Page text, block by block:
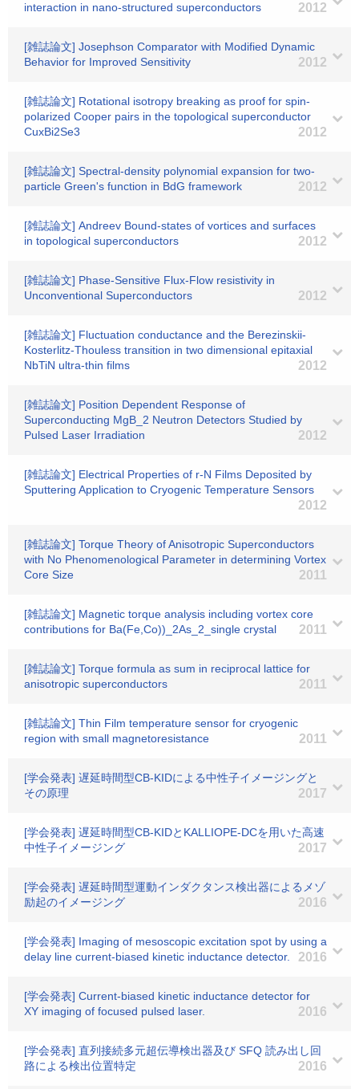
interaction in nano-structured superconductors
2012
[雑誌論文] Josephson Comparator with Modified Dynamic
Behavior for Improved Sensitivity
2012
[雑誌論文] Rotational isotropy breaking as proof for spin-
polarized Cooper pairs in the topological superconductor
CuxBi2Se3
2012
[雑誌論文] Spectral-density polynomial expansion for two-
particle Green's function in BdG framework
2012
[雑誌論文] Andreev Bound-states of vortices and surfaces
in topological superconductors
2012
[雑誌論文] Phase-Sensitive Flux-Flow resistivity in
Unconventional Superconductors
2012
[雑誌論文] Fluctuation conductance and the Berezinskii-
Kosterlitz-Thouless transition in two dimensional epitaxial
NbTiN ultra-thin films
2012
[雑誌論文] Position Dependent Response of
Superconducting MgB_2 Neutron Detectors Studied by
Pulsed Laser Irradiation
2012
[雑誌論文] Electrical Properties of r-N Films Deposited by
Sputtering Application to Cryogenic Temperature Sensors
2012
[雑誌論文] Torque Theory of Anisotropic Superconductors
with No Phenomenological Parameter in determining Vortex
Core Size
2011
[雑誌論文] Magnetic torque analysis including vortex core
contributions for Ba(Fe,Co))_2As_2_single crystal
2011
[雑誌論文] Torque formula as sum in reciprocal lattice for
anisotropic superconductors
2011
[雑誌論文] Thin Film temperature sensor for cryogenic
region with small magnetoresistance
2011
[学会発表] 遅延時間型CB-KIDによる中性子イメージングと
その原理
2017
[学会発表] 遅延時間型CB-KIDとKALLIOPE-DCを用いた高速
中性子イメージング
2017
[学会発表] 遅延時間型運動インダクタンス検出器によるメゾ
励起のイメージング
2016
[学会発表] Imaging of mesoscopic excitation spot by using a
delay line current-biased kinetic inductance detector.
2016
[学会発表] Current-biased kinetic inductance detector for
XY imaging of focused pulsed laser.
2016
[学会発表] 直列接続多元超伝導検出器及び SFQ 読み出し回
路による検出位置特定
2016